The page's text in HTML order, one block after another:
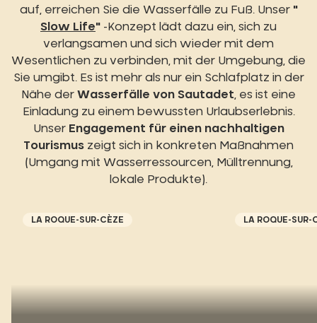
auf, erreichen Sie die Wasserfälle zu Fuß. Unser "
Slow Life" -Konzept lädt dazu ein, sich zu
verlangsamen und sich wieder mit dem
Wesentlichen zu verbinden, mit der Umgebung, die
Sie umgibt. Es ist mehr als nur ein Schlafplatz in der
Nähe der Wasserfälle von Sautadet, es ist eine
Einladung zu einem bewussten Urlaubserlebnis.
Unser Engagement für einen nachhaltigen
Tourismus zeigt sich in konkreten Maßnahmen
(Umgang mit Wasserressourcen, Mülltrennung,
lokale Produkte).
LA ROQUE-SUR-CÈZE LA ROQUE-SUR-